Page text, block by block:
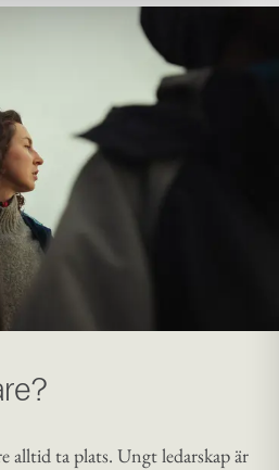
alltid ta plats. Ungt ledarskap är